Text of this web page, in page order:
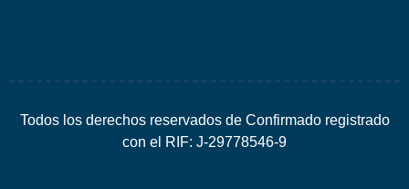
Todos los derechos reservados de Confirmado registrado
con el RIF: J-29778546-9